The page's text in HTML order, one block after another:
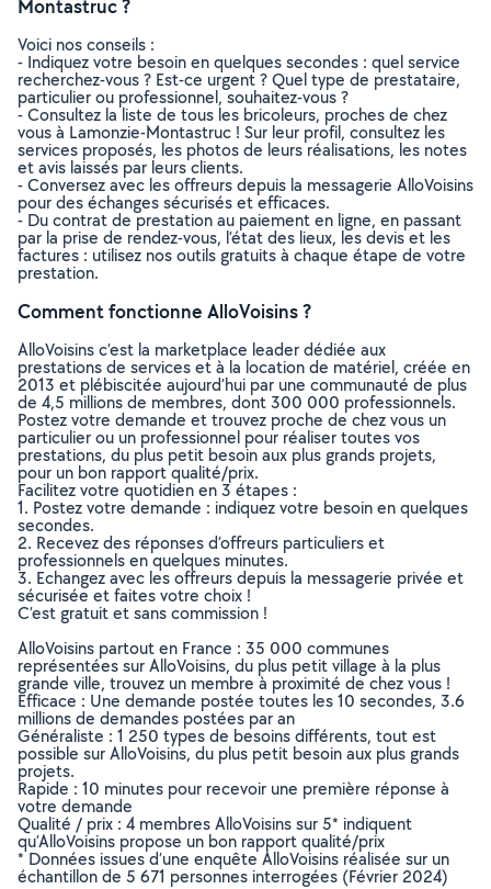
Montastruc ?
Voici nos conseils :
- Indiquez votre besoin en quelques secondes : quel service
recherchez-vous ? Est-ce urgent ? Quel type de prestataire,
particulier ou professionnel, souhaitez-vous ?
- Consultez la liste de tous les bricoleurs, proches de chez
vous à Lamonzie-Montastruc ! Sur leur profil, consultez les
services proposés, les photos de leurs réalisations, les notes
et avis laissés par leurs clients.
- Conversez avec les offreurs depuis la messagerie AlloVoisins
pour des échanges sécurisés et efficaces.
- Du contrat de prestation au paiement en ligne, en passant
par la prise de rendez-vous, l’état des lieux, les devis et les
factures : utilisez nos outils gratuits à chaque étape de votre
prestation.
Comment fonctionne AlloVoisins ?
AlloVoisins c’est la marketplace leader dédiée aux
prestations de services et à la location de matériel, créée en
2013 et plébiscitée aujourd’hui par une communauté de plus
de 4,5 millions de membres, dont 300 000 professionnels.
Postez votre demande et trouvez proche de chez vous un
particulier ou un professionnel pour réaliser toutes vos
prestations, du plus petit besoin aux plus grands projets,
pour un bon rapport qualité/prix.
Facilitez votre quotidien en 3 étapes :
1. Postez votre demande : indiquez votre besoin en quelques
secondes.
2. Recevez des réponses d’offreurs particuliers et
professionnels en quelques minutes.
3. Echangez avec les offreurs depuis la messagerie privée et
sécurisée et faites votre choix !
C’est gratuit et sans commission !
AlloVoisins partout en France : 35 000 communes
représentées sur AlloVoisins, du plus petit village à la plus
grande ville, trouvez un membre à proximité de chez vous !
Efficace : Une demande postée toutes les 10 secondes, 3.6
millions de demandes postées par an
Généraliste : 1 250 types de besoins différents, tout est
possible sur AlloVoisins, du plus petit besoin aux plus grands
projets.
Rapide : 10 minutes pour recevoir une première réponse à
votre demande
Qualité / prix : 4 membres AlloVoisins sur 5* indiquent
qu’AlloVoisins propose un bon rapport qualité/prix
* Données issues d’une enquête AlloVoisins réalisée sur un
échantillon de 5 671 personnes interrogées (Février 2024)